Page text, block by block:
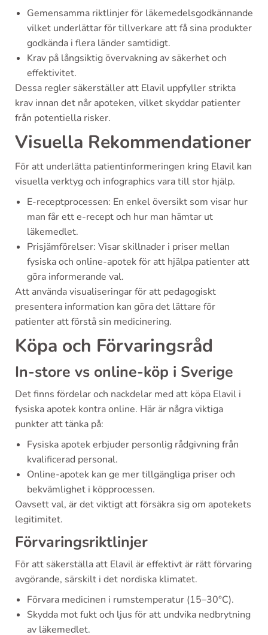
Gemensamma riktlinjer för läkemedelsgodkännande
vilket underlättar för tillverkare att få sina produkter
godkända i flera länder samtidigt.
Krav på långsiktig övervakning av säkerhet och
effektivitet.
Dessa regler säkerställer att Elavil uppfyller strikta
krav innan det når apoteken, vilket skyddar patienter
från potentiella risker.
Visuella Rekommendationer
För att underlätta patientinformeringen kring Elavil kan
visuella verktyg och infographics vara till stor hjälp.
E-receptprocessen: En enkel översikt som visar hur
man får ett e-recept och hur man hämtar ut
läkemedlet.
Prisjämförelser: Visar skillnader i priser mellan
fysiska och online-apotek för att hjälpa patienter att
göra informerande val.
Att använda visualiseringar för att pedagogiskt
presentera information kan göra det lättare för
patienter att förstå sin medicinering.
Köpa och Förvaringsråd
In-store vs online-köp i Sverige
Det finns fördelar och nackdelar med att köpa Elavil i
fysiska apotek kontra online. Här är några viktiga
punkter att tänka på:
Fysiska apotek erbjuder personlig rådgivning från
kvalificerad personal.
Online-apotek kan ge mer tillgängliga priser och
bekvämlighet i köpprocessen.
Oavsett val, är det viktigt att försäkra sig om apotekets
legitimitet.
Förvaringsriktlinjer
För att säkerställa att Elavil är effektivt är rätt förvaring
avgörande, särskilt i det nordiska klimatet.
Förvara medicinen i rumstemperatur (15–30°C).
Skydda mot fukt och ljus för att undvika nedbrytning
av läkemedlet.